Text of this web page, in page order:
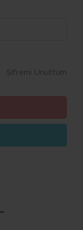
Şifremi Unuttum